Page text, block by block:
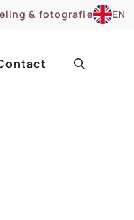
& fotografie EN